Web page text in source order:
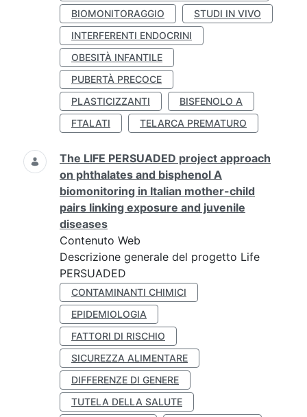
BIOMONITORAGGIO
STUDI IN VIVO
INTERFERENTI ENDOCRINI
OBESITÀ INFANTILE
PUBERTÀ PRECOCE
PLASTICIZZANTI
BISFENOLO A
FTALATI
TELARCA PREMATURO
The LIFE PERSUADED project approach
on phthalates and bisphenol A
biomonitoring in Italian mother-child
pairs linking exposure and juvenile
diseases
Contenuto Web
Descrizione generale del progetto Life
PERSUADED
CONTAMINANTI CHIMICI
EPIDEMIOLOGIA
FATTORI DI RISCHIO
SICUREZZA ALIMENTARE
DIFFERENZE DI GENERE
TUTELA DELLA SALUTE